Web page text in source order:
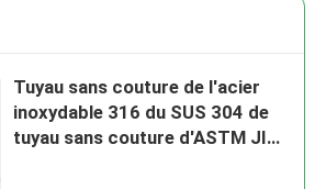
Tuyau sans couture de l'acier
inoxydable 316 du SUS 304 de
tuyau sans couture d'ASTM JIS